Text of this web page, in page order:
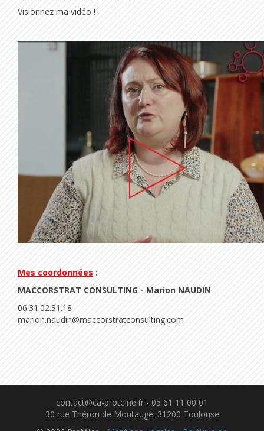
Visionnez ma vidéo !
Mes coordonnées:
MACCORSTRAT CONSULTING - Marion NAUDIN
06.31.02.31.18
marion.naudin@maccorstratconsulting.com
contact@ca-proteine.fr - 05 61 11 00 01
30 rue Théron de Montaugé. 31200 Toulouse